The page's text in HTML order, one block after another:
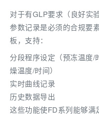
对于有GLP要求（良好实
参数记录是必须的合规要
板，支持：
分段程序设定（预冻温度/
燥温度/时间）
实时曲线记录
历史数据导出
这些功能使FD系列能够